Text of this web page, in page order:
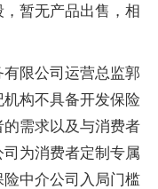
暂无产品出售，相
限公司运营总监郭
构不具备开发保险
需求以及与消费者
为消费者定制专属
中介公司入局门槛